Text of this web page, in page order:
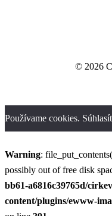
© 2026
Používame cookies.
Warning:
possibly out of free disk
bb61-a6816c39765d/
content/plugins/ewww-